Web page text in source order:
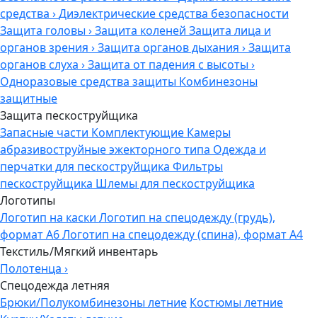
средства ›Диэлектрические средства безопасности
Защита головы ›Защита коленей Защита лица и
органов зрения ›Защита органов дыхания ›Защита
органов слуха ›Защита от падения с высоты ›
Одноразовые средства защиты Комбинезоны
защитные
Защита пескоструйщика
Запасные части Комплектующие Камеры
абразивоструйные эжекторного типа Одежда и
перчатки для пескоструйщика Фильтры
пескоструйщика Шлемы для пескоструйщика
Логотипы
Логотип на каски Логотип на спецодежду (грудь),
формат А6Логотип на спецодежду (спина), формат А4
Текстиль/Мягкий инвентарь
Полотенца ›
Спецодежда летняя
Брюки/Полукомбинезоны летние Костюмы летние